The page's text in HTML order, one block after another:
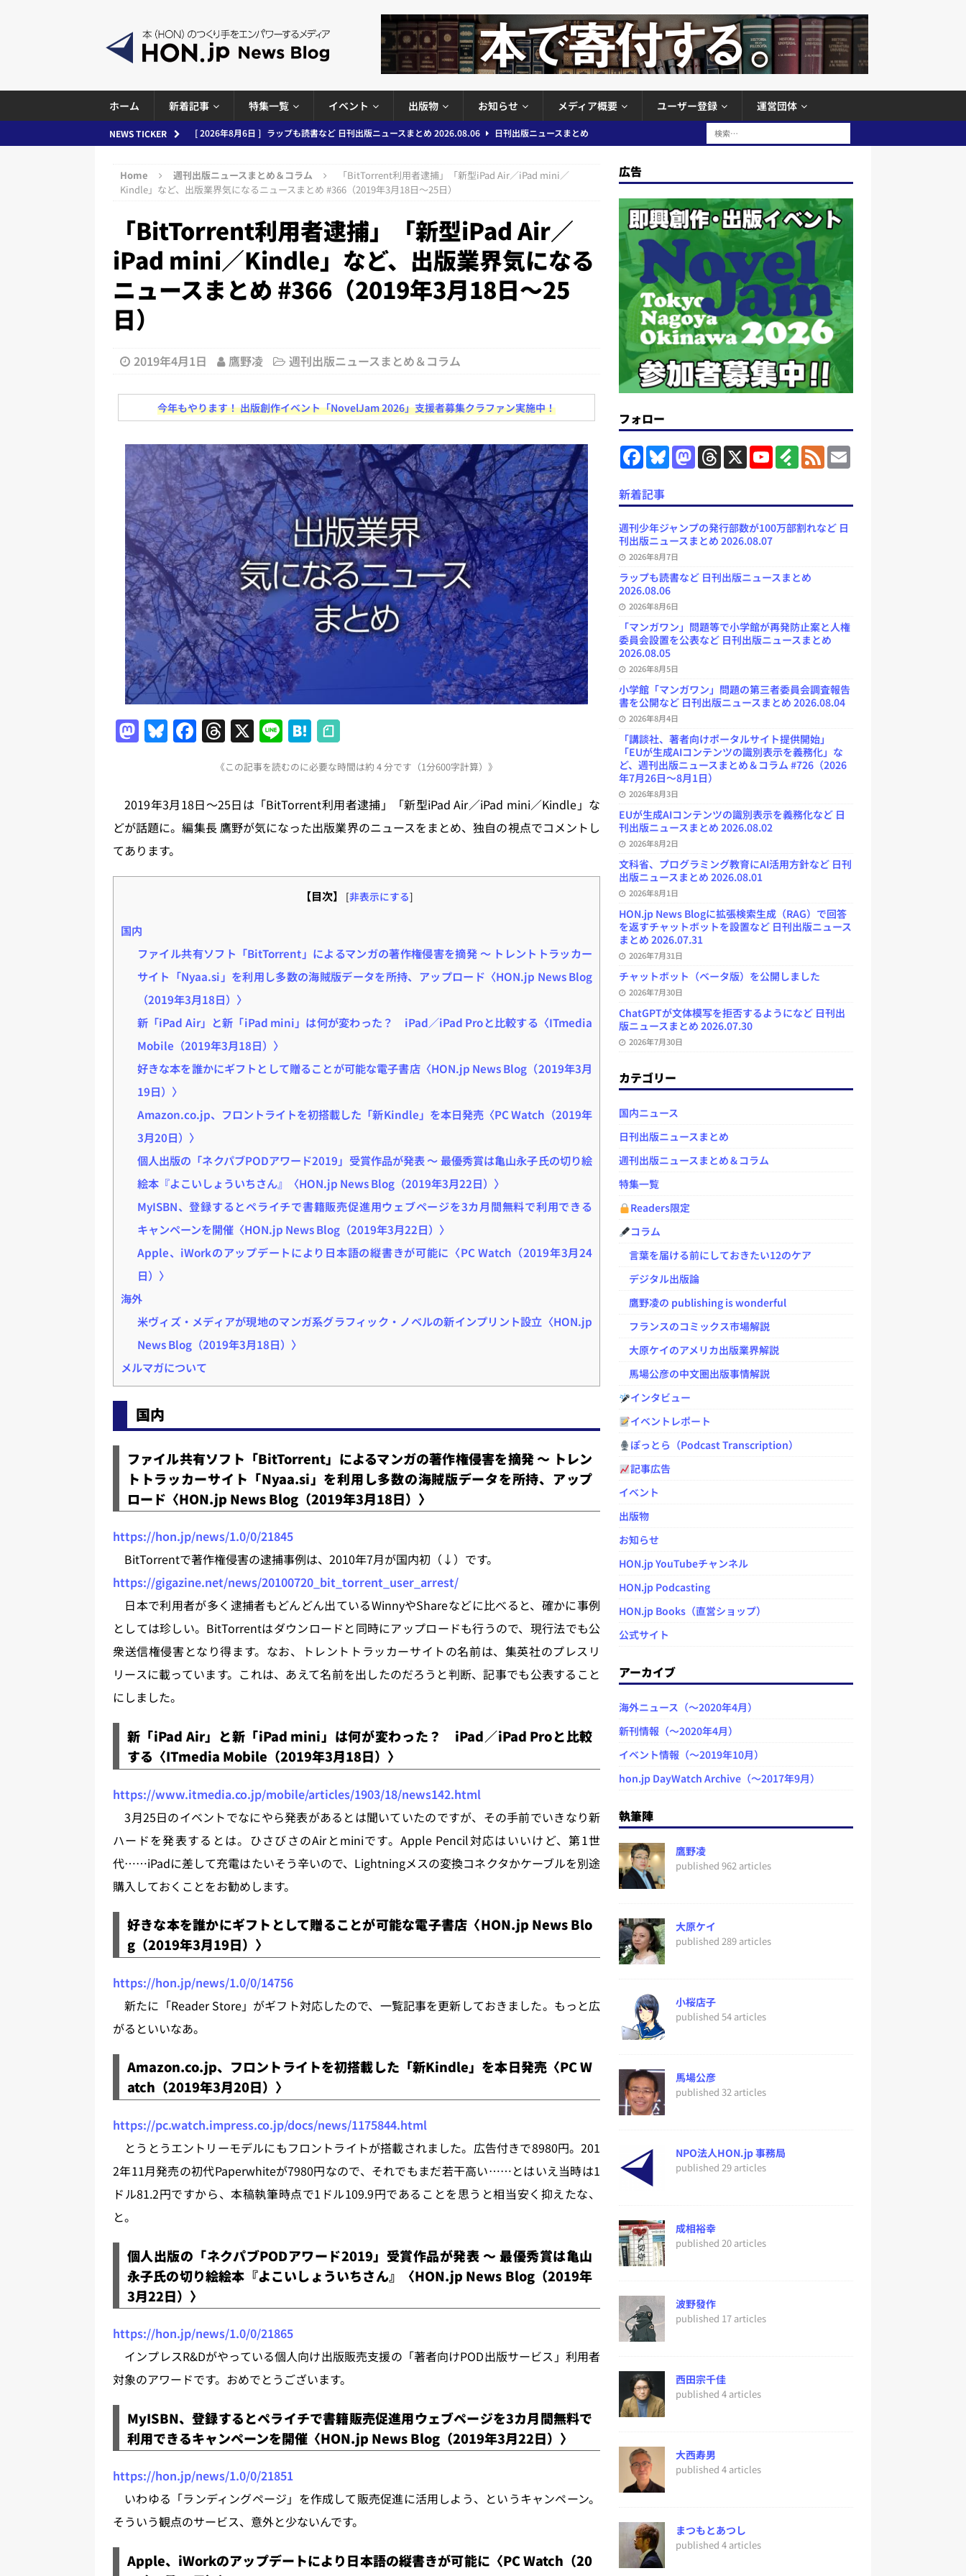
ホーム 新着記事 特集一覧 イベント 出版物 お知らせ メディア概要 ユーザー登録 運営団体
NEWS TICKER [ 2026年8月5日 ] 「マンガワン」問題等で小学館が再発防止案と人権委員会設置を公表など 日刊出版ニュ
[ 2026年8月4日 ] 小学館「マンガワン」問題の第三者委員会調査報告書を公開など 日刊出版ニュースまと
[ 2026年8月3日 ]
「講談社、著者向けポータルサイト提供開始」「EUが生成AIコンテンツの識別表示を義
務化」など、週刊出版ニュースまとめ＆コラム #726（2026年7月26日～8月1日）
週刊出版ニュースま
とめ＆コラム
[ 2026年8月2日 ] EUが生成AIコンテンツの識別表示を義務化など 日刊出版ニュースまとめ 2026.08.02
[ 2026年7月31日 ] HON.jp News Blogに拡張検索生成（RAG）で回答を返すチャットボットを設置など
[ 2026年7月30日 ] チャットボット（ベータ版）を公開しました
お知らせ
[ 2026年7月30日 ] ChatGPTが文体模写を拒否するようになど 日刊出版ニュースまとめ 2026.07.30
刊出版ニュースまとめ
[ 2026年8月7日 ] 週刊少年ジャンプの発行部数が100万部割れなど 日刊出版ニュースまとめ 2026.08.07
日刊出版ニュースまとめ
[ 2026年8月6日 ] ラップも読書など 日刊出版ニュースまとめ 2026.08.06 日刊出版ニュースまとめ
Home 週刊出版ニュースまとめ＆コラム
「BitTorrent利用者逮捕」「新型iPad Air／iPad mini／
Kindle」など、出版業界気になるニュースまとめ #366（2019年3月18日～25日）
「BitTorrent利用者逮捕」「新型iPad Air／
iPad mini／Kindle」など、出版業界気になる
ニュースまとめ #366（2019年3月18日～25
日）
2019年4月1日 鷹野凌 週刊出版ニュースまとめ＆コラム
今年もやります！ 出版創作イベント「NovelJam 2026」支援者募集クラファン実施中！
M
o
d
o
n
Bl
s
k
y
F
e
b
o
T
re
a
d
X Li
n
e
H
at
e
n
a
《この記事を読むのに必要な時間は約 4 分です（1分600字計算）》
2019年3月18日～25日は「BitTorrent利用者逮捕」「新型iPad Air／iPad mini／Kindle」な
どが話題に。編集長 鷹野が気になった出版業界のニュースをまとめ、独自の視点でコメントし
てあります。
【目次】 [非表示にする]
国内
ファイル共有ソフト「BitTorrent」によるマンガの著作権侵害を摘発 ～ トレントトラッカー
サイト「Nyaa.si」を利用し多数の海賊版データを所持、アップロード〈HON.jp News Blog
（2019年3月18日）〉
新「iPad Air」と新「iPad mini」は何が変わった？ iPad／iPad Proと比較する〈ITmedia
Mobile（2019年3月18日）〉
好きな本を誰かにギフトとして贈ることが可能な電子書店〈HON.jp News Blog（2019年3月
19日）〉
Amazon.co.jp、フロントライトを初搭載した「新Kindle」を本日発売〈PC Watch（2019年
3月20日）〉
個人出版の「ネクパブPODアワード2019」受賞作品が発表 ～ 最優秀賞は亀山永子氏の切り絵
絵本『よこいしょういちさん』〈HON.jp News Blog（2019年3月22日）〉
MyISBN、登録するとペライチで書籍販売促進用ウェブページを3カ月間無料で利用できる
キャンペーンを開催〈HON.jp News Blog（2019年3月22日）〉
Apple、iWorkのアップデートにより日本語の縦書きが可能に〈PC Watch（2019年3月24
日）〉
海外
米ヴィズ・メディアが現地のマンガ系グラフィック・ノベルの新インプリント設立〈HON.jp
News Blog（2019年3月18日）〉
メルマガについて
国内
ファイル共有ソフト「BitTorrent」によるマンガの著作権侵害を摘発 ～ トレン
トトラッカーサイト「Nyaa.si」を利用し多数の海賊版データを所持、アップ
ロード〈HON.jp News Blog（2019年3月18日）〉
https://hon.jp/news/1.0/0/21845
BitTorrentで著作権侵害の逮捕事例は、2010年7月が国内初（↓）です。
https://gigazine.net/news/20100720_bit_torrent_user_arrest/
日本で利用者が多く逮捕者もどんどん出ているWinnyやShareなどに比べると、確かに事例
としては珍しい。BitTorrentはダウンロードと同時にアップロードも行うので、現行法でも公
衆送信権侵害となり得ます。なお、トレントトラッカーサイトの名前は、集英社のプレスリ
リースに載っています。これは、あえて名前を出したのだろうと判断、記事でも公表すること
にしました。
新「iPad Air」と新「iPad mini」は何が変わった？ iPad／iPad Proと比較
する〈ITmedia Mobile（2019年3月18日）〉
https://www.itmedia.co.jp/mobile/articles/1903/18/news142.html
3月25日のイベントでなにやら発表があるとは聞いていたのですが、その手前でいきなり新
ハードを発表するとは。ひさびさのAirとminiです。Apple Pencil対応はいいけど、第1世
代……iPadに差して充電はたいそう辛いので、Lightningメスの変換コネクタかケーブルを別途
購入しておくことをお勧めします。
好きな本を誰かにギフトとして贈ることが可能な電子書店〈HON.jp News Blo
g（2019年3月19日）〉
https://hon.jp/news/1.0/0/14756
新たに「Reader Store」がギフト対応したので、一覧記事を更新しておきました。もっと広
がるといいなあ。
Amazon.co.jp、フロントライトを初搭載した「新Kindle」を本日発売〈PC W
atch（2019年3月20日）〉
https://pc.watch.impress.co.jp/docs/news/1175844.html
とうとうエントリーモデルにもフロントライトが搭載されました。広告付きで8980円。201
2年11月発売の初代Paperwhiteが7980円なので、それでもまだ若干高い……とはいえ当時は1
ドル81.2円ですから、本稿執筆時点で1ドル109.9円であることを思うと相当安く抑えたな、
と。
個人出版の「ネクパブPODアワード2019」受賞作品が発表 ～ 最優秀賞は亀山
永子氏の切り絵絵本『よこいしょういちさん』〈HON.jp News Blog（2019年
3月22日）〉
https://hon.jp/news/1.0/0/21865
インプレスR&Dがやっている個人向け出版販売支援の「著者向けPOD出版サービス」利用者
対象のアワードです。おめでとうございます。
MyISBN、登録するとペライチで書籍販売促進用ウェブページを3カ月間無料で
利用できるキャンペーンを開催〈HON.jp News Blog（2019年3月22日）〉
https://hon.jp/news/1.0/0/21851
いわゆる「ランディングページ」を作成して販売促進に活用しよう、というキャンペーン。
そういう観点のサービス、意外と少ないんです。
Apple、iWorkのアップデートにより日本語の縦書きが可能に〈PC Watch（20
広告
フォロー
F
a
e
b
o
o
k
B
l
k
M
a
d
o
n
T
h
d
s
X
Y
o
b
e
C
n
F
e
y
F
e
E
m
新着記事
週刊少年ジャンプの発行部数が100万部割れなど 日
刊出版ニュースまとめ 2026.08.07
2026年8月7日
ラップも読書など 日刊出版ニュースまとめ
2026.08.06
2026年8月6日
「マンガワン」問題等で小学館が再発防止案と人権
委員会設置を公表など 日刊出版ニュースまとめ
2026.08.05
2026年8月5日
小学館「マンガワン」問題の第三者委員会調査報告
書を公開など 日刊出版ニュースまとめ 2026.08.04
2026年8月4日
「講談社、著者向けポータルサイト提供開始」
「EUが生成AIコンテンツの識別表示を義務化」な
ど、週刊出版ニュースまとめ＆コラム #726（2026
年7月26日～8月1日）
2026年8月3日
EUが生成AIコンテンツの識別表示を義務化など 日
刊出版ニュースまとめ 2026.08.02
2026年8月2日
文科省、プログラミング教育にAI活用方針など 日刊
出版ニュースまとめ 2026.08.01
2026年8月1日
HON.jp News Blogに拡張検索生成（RAG）で回答
を返すチャットボットを設置など 日刊出版ニュース
まとめ 2026.07.31
2026年7月31日
チャットボット（ベータ版）を公開しました
2026年7月30日
ChatGPTが文体模写を拒否するようになど 日刊出
版ニュースまとめ 2026.07.30
2026年7月30日
カテゴリー
国内ニュース
日刊出版ニュースまとめ
週刊出版ニュースまとめ＆コラム
特集一覧
Readers限定
コラム
言葉を届ける前にしておきたい12のケア
デジタル出版論
鷹野凌の publishing is wonderful
フランスのコミックス市場解説
大原ケイのアメリカ出版業界解説
馬場公彦の中文圏出版事情解説
インタビュー
イベントレポート
ぽっとら（Podcast Transcription）
記事広告
イベント
出版物
お知らせ
HON.jp YouTubeチャンネル
HON.jp Podcasting
HON.jp Books（直営ショップ）
公式サイト
アーカイブ
海外ニュース（～2020年4月）
新刊情報（～2020年4月）
イベント情報（～2019年10月）
hon.jp DayWatch Archive（～2017年9月）
執筆陣
鷹野凌
published 962 articles
大原ケイ
published 289 articles
小桜店子
published 54 articles
馬場公彦
published 32 articles
NPO法人HON.jp 事務局
published 29 articles
成相裕幸
published 20 articles
波野發作
published 17 articles
西田宗千佳
published 4 articles
大西寿男
published 4 articles
まつもとあつし
published 4 articles